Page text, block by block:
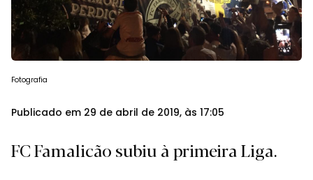
Fotografia
Publicado em 29 de abril de 2019, às 17:05
FC Famalicão subiu à primeira Liga.